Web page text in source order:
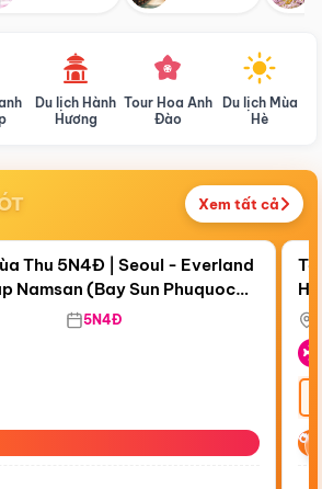
Du lịch Hành
Hương
Tour Hoa Anh
Đào
Du lịch Mùa
Hè
Xem tất cả
Airways
Điểm nổi bật
Thu 5N4Đ | Seoul - Everland
Namsan (Bay Sun Phuquoc
5N4Đ